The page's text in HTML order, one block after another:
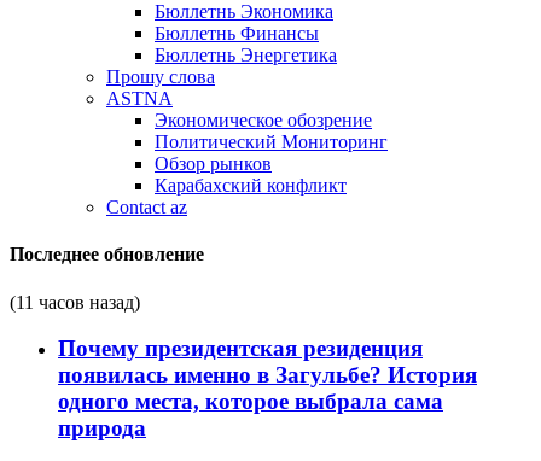
Бюллетнь Экономика
Бюллетнь Финансы
Бюллетнь Энергетика
Прошу слова
ASTNA
Экономическое обозрение
Политический Мониторинг
Обзор рынков
Карабахский конфликт
Contact az
Последнее обновление
(11 часов назад)
Почему президентская резиденция
появилась именно в Загульбе? История
одного места, которое выбрала сама
природа